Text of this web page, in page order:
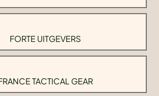
FORTE UITGEVERS
TACTICAL GEAR